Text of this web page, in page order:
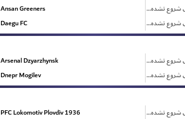
Ansan Greeners بازی شروع نشده است
Daegu FC بازی شروع نشده است
Arsenal Dzyarzhynsk بازی شروع نشده است
Dnepr Mogilev بازی شروع نشده است
PFC Lokomotiv Plovdiv 1936 بازی شروع نشده است